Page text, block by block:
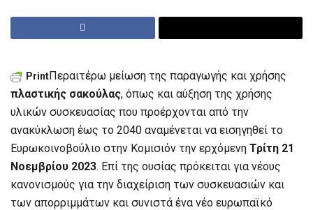
PrintΠεραιτέρω μείωση της παραγωγής και χρήσης
πλαστικής σακούλας, όπως και αύξηση της χρήσης
υλικών συσκευασίας που προέρχονται από την
ανακύκλωση έως το 2040 αναμένεται να εισηγηθεί το
Ευρωκοινοβούλιο στην Κομισιόν την ερχόμενη Τρίτη 21
Νοεμβρίου 2023. Επί της ουσίας πρόκειται για νέους
κανονισμούς για την διαχείριση των συσκευασιών και
των απορριμμάτων και συνιστά ένα νέο ευρωπαϊκό